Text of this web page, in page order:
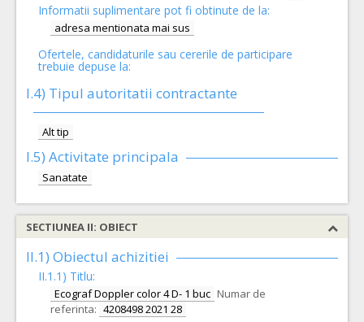
Informatii suplimentare pot fi obtinute de la:
adresa mentionata mai sus
Ofertele, candidaturile sau cererile de participare
trebuie depuse la:
I.4) Tipul autoritatii contractante
Alt tip
I.5) Activitate principala
Sanatate
SECTIUNEA II: OBIECT
II.1) Obiectul achizitiei
II.1.1) Titlu:
Ecograf Doppler color 4 D- 1 buc Numar de
referinta: 4208498 2021 28